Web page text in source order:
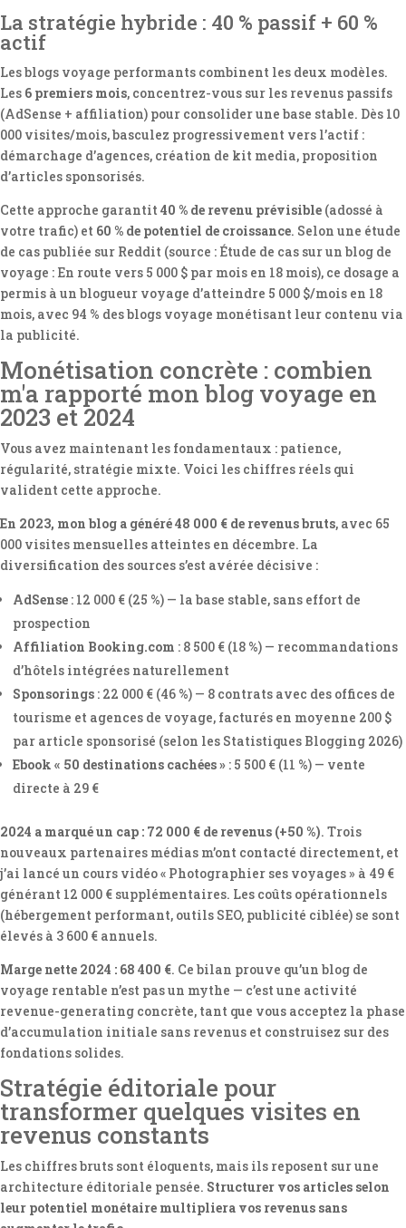
La stratégie hybride : 40 % passif + 60 %
actif
Les blogs voyage performants combinent les deux modèles.
Les 6 premiers mois, concentrez-vous sur les revenus passifs
(AdSense + affiliation) pour consolider une base stable. Dès 10
000 visites/mois, basculez progressivement vers l’actif :
démarchage d’agences, création de kit media, proposition
d’articles sponsorisés.
Cette approche garantit 40 % de revenu prévisible (adossé à
votre trafic) et 60 % de potentiel de croissance. Selon une étude
de cas publiée sur Reddit (source : Étude de cas sur un blog de
voyage : En route vers 5 000 $ par mois en 18 mois), ce dosage a
permis à un blogueur voyage d’atteindre 5 000 $/mois en 18
mois, avec 94 % des blogs voyage monétisant leur contenu via
la publicité.
Monétisation concrète : combien
m'a rapporté mon blog voyage en
2023 et 2024
Vous avez maintenant les fondamentaux : patience,
régularité, stratégie mixte. Voici les chiffres réels qui
valident cette approche.
En 2023, mon blog a généré 48 000 € de revenus bruts, avec 65
000 visites mensuelles atteintes en décembre. La
diversification des sources s’est avérée décisive :
AdSense : 12 000 € (25 %) — la base stable, sans effort de
prospection
Affiliation Booking.com : 8 500 € (18 %) — recommandations
d’hôtels intégrées naturellement
Sponsorings : 22 000 € (46 %) — 8 contrats avec des offices de
tourisme et agences de voyage, facturés en moyenne 200 $
par article sponsorisé (selon les Statistiques Blogging 2026)
Ebook « 50 destinations cachées » : 5 500 € (11 %) — vente
directe à 29 €
2024 a marqué un cap : 72 000 € de revenus (+50 %). Trois
nouveaux partenaires médias m’ont contacté directement, et
j’ai lancé un cours vidéo « Photographier ses voyages » à 49 €
générant 12 000 € supplémentaires. Les coûts opérationnels
(hébergement performant, outils SEO, publicité ciblée) se sont
élevés à 3 600 € annuels.
Marge nette 2024 : 68 400 €. Ce bilan prouve qu’un blog de
voyage rentable n’est pas un mythe — c’est une activité
revenue-generating concrète, tant que vous acceptez la phase
d’accumulation initiale sans revenus et construisez sur des
fondations solides.
Stratégie éditoriale pour
transformer quelques visites en
revenus constants
Les chiffres bruts sont éloquents, mais ils reposent sur une
architecture éditoriale pensée. Structurer vos articles selon
leur potentiel monétaire multipliera vos revenus sans